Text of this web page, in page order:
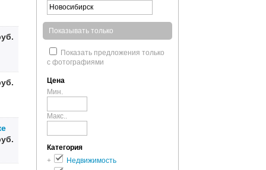
Показывать только
Показать предложения только
с фотографиями
Цена
Мин.
Макс..
Категория
+
Недвижимость